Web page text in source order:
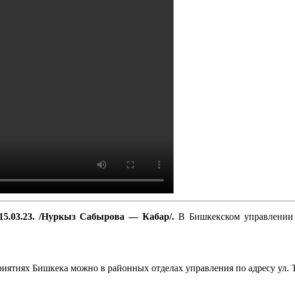
/Нуркыз Сабырова — Кабар/. В Бишкекском управлении
Бишкека можно в районных отделах управления по адресу ул.